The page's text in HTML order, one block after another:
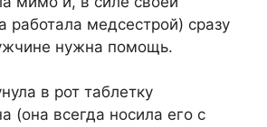
работала медсестрой) сразу
нужна помощь.
в рот таблетку
(она всегда носила его с